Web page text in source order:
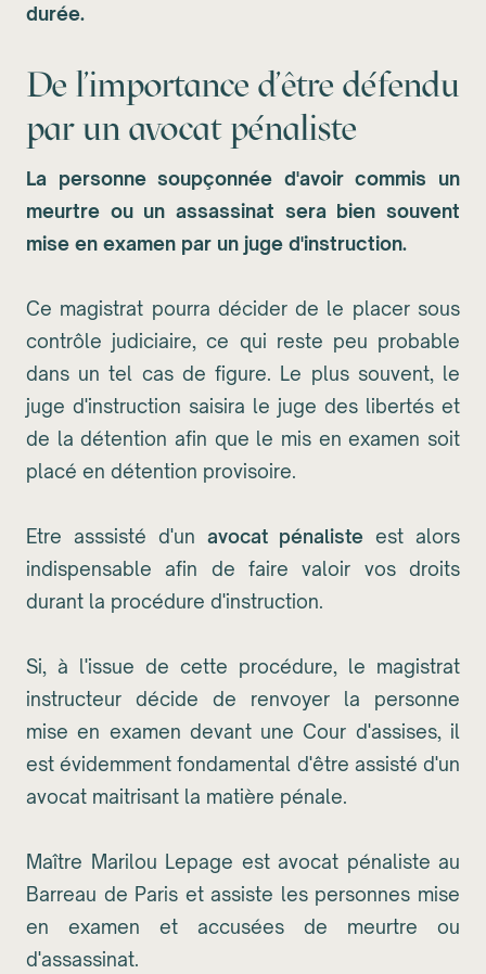
durée.
De l'importance d'être défendu
par un avocat pénaliste
La personne soupçonnée d'avoir commis un
meurtre ou un assassinat sera bien souvent
mise en examen par un juge d'instruction.
Ce magistrat pourra décider de le placer sous
contrôle judiciaire, ce qui reste peu probable
dans un tel cas de figure. Le plus souvent, le
juge d'instruction saisira le juge des libertés et
de la détention afin que le mis en examen soit
placé en détention provisoire.
Etre asssisté d'un avocat pénaliste est alors
indispensable afin de faire valoir vos droits
durant la procédure d'instruction.
Si, à l'issue de cette procédure, le magistrat
instructeur décide de renvoyer la personne
mise en examen devant une Cour d'assises, il
est évidemment fondamental d'être assisté d'un
avocat maitrisant la matière pénale.
Maître Marilou Lepage est avocat pénaliste au
Barreau de Paris et assiste les personnes mise
en examen et accusées de meurtre ou
d'assassinat.